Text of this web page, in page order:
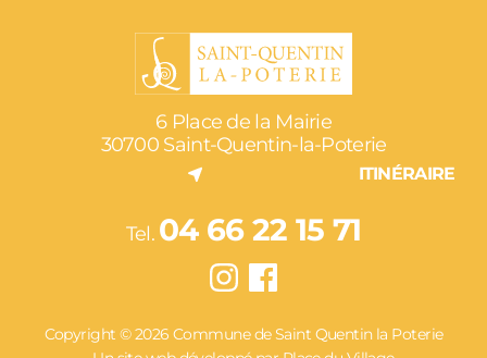
6 Place de la Mairie
30700 Saint-Quentin-la-Poterie
ITINÉRAIRE
Tel. 04 66 22 15 71
Copyright © 2026 Commune de Saint Quentin la Poterie